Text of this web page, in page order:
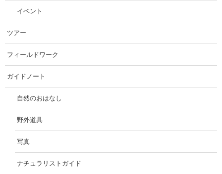
イベント
ツアー
フィールドワーク
ガイドノート
自然のおはなし
野外道具
写真
ナチュラリストガイド